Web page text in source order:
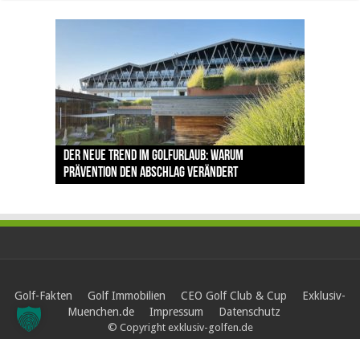
Der neue Trend im Golfurlaub: Warum
Prävention den Abschlag verändert
Luštica Bay baut Montenegros erste Golf-
Community weiter aus
Vom 85. Platz zur Claret Jug: Neuseeländer
schreibt bei The Open Geschichte
Claret Jug: Warum Scottie Scheffler die
berühmteste Golftrophäe zurückgeben muss
The Open 2026 in Royal Birkdale: Warum der
traditionsreiche Linksplatz zu den größten
Herausforderungen im Golfsport zählt
Golf-Fakten Golf Immobilien CEO Golf Club & Cup
Exklusiv-
Muenchen.de
Impressum Datenschutz
© Copyright exklusiv-golfen.de